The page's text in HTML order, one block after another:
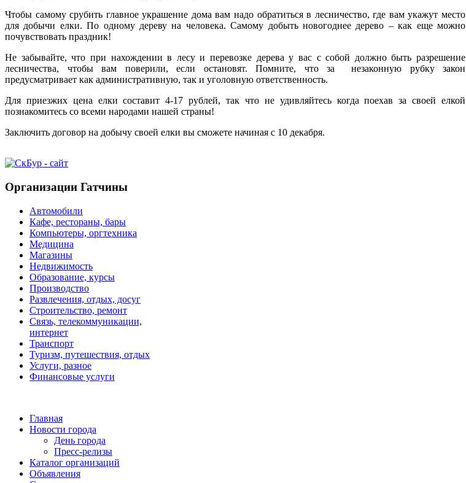
Чтобы самому срубить главное украшение дома вам надо обратиться в лесничество, где вам укажут место
для добычи елки. По одному дереву на человека. Самому добыть новогоднее дерево – как еще можно
почувствовать праздник!
Не забывайте, что при нахождении в лесу и перевозке дерева у вас с собой должно быть разрешение
лесничества, чтобы вам поверили, если остановят. Помните, что за незаконную рубку закон
предусматривает как административную, так и уголовную ответственность.
Для приезжих цена елки составит 4-17 рублей, так что не удивляйтесь когда поехав за своей елкой
познакомитесь со всеми народами нашей страны!
Заключить договор на добычу своей елки вы сможете начиная с 10 декабря.
Организации Гатчины
Автомобили
Кафе, рестораны, бары
Компьютеры, оргтехника
Медицина
Магазины
Недвижимость
Образование, курсы
Производство
Развлечения, отдых, досуг
Строительство, ремонт
Связь, телекоммуникации,
интернет
Транспорт
Туризм, путешествия, отдых
Услуги, разное
Финансовые услуги
Главная
Новости города
День города
Пресс-релизы
Каталог организаций
Объявления